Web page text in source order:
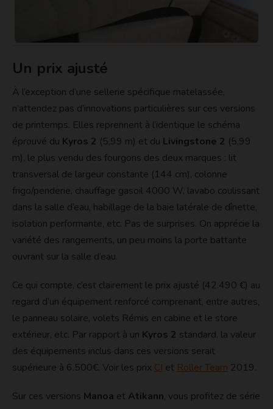
Un prix ajusté
À l’exception d’une sellerie spécifique matelassée,
n’attendez pas d’innovations particulières sur ces versions
de printemps. Elles reprennent à l’identique le schéma
éprouvé du Kyros 2 (5,99 m) et du Livingstone 2 (5,99
m), le plus vendu des fourgons des deux marques : lit
transversal de largeur constante (144 cm), colonne
frigo/penderie, chauffage gasoil 4000 W, lavabo coulissant
dans la salle d’eau, habillage de la baie latérale de dînette,
isolation performante, etc. Pas de surprises. On apprécie la
variété des rangements, un peu moins la porte battante
ouvrant sur la salle d’eau.
Ce qui compte, c’est clairement le prix ajusté (42.490 €) au
regard d’un équipement renforcé comprenant, entre autres,
le panneau solaire, volets Rémis en cabine et le store
extérieur, etc. Par rapport à un Kyros 2 standard, la valeur
des équipements inclus dans ces versions serait
supérieure à 6.500€. Voir les prix CI et Roller Team 2019.
Sur ces versions Manoa et Atikann, vous profitez de série